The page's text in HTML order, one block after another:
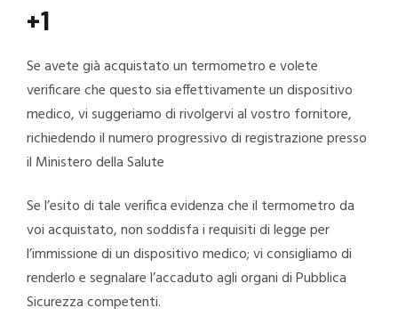
+1
Se avete già acquistato un termometro e volete
verificare che questo sia effettivamente un dispositivo
medico, vi suggeriamo di rivolgervi al vostro fornitore,
richiedendo il numero progressivo di registrazione presso
il Ministero della Salute
Se l’esito di tale verifica evidenza che il termometro da
voi acquistato, non soddisfa i requisiti di legge per
l’immissione di un dispositivo medico; vi consigliamo di
renderlo e segnalare l’accaduto agli organi di Pubblica
Sicurezza competenti.